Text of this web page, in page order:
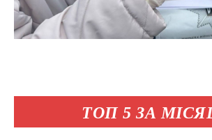
ТОП 5 ЗА